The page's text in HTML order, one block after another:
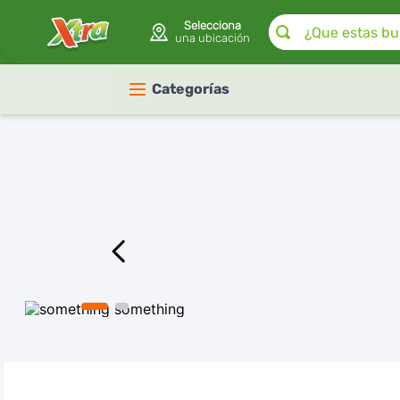
Selecciona
una ubicación
¿Que estas
Categorías